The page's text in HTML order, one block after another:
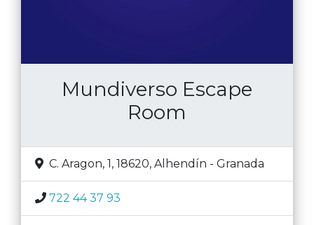
Mundiverso Escape
Room
C. Aragon, 1, 18620, Alhendín - Granada
722 44 37 93